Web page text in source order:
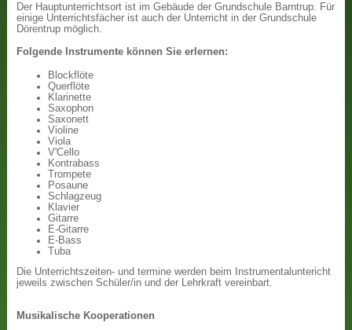
Der Hauptunterrichtsort ist im Gebäude der Grundschule Barntrup. Für
einige Unterrichtsfächer ist auch der Unterricht in der Grundschule
Dörentrup möglich.
Folgende Instrumente können Sie erlernen:
Blockflöte
Querflöte
Klarinette
Saxophon
Saxonett
Violine
Viola
V'Cello
Kontrabass
Trompete
Posaune
Schlagzeug
Klavier
Gitarre
E-Gitarre
E-Bass
Tuba
Die Unterrichtszeiten- und termine werden beim Instrumentaluntericht
jeweils zwischen Schüler/in und der Lehrkraft vereinbart.
Musikalische Kooperationen